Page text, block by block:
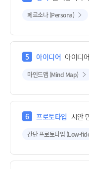
페르소나 (Persona)
5 아이디어 아이디
마인드맵 (Mind Map)
6 프로토타입 시안
간단 프로토타입 (Low-